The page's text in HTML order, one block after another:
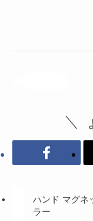
ハンド マグネ
ラー